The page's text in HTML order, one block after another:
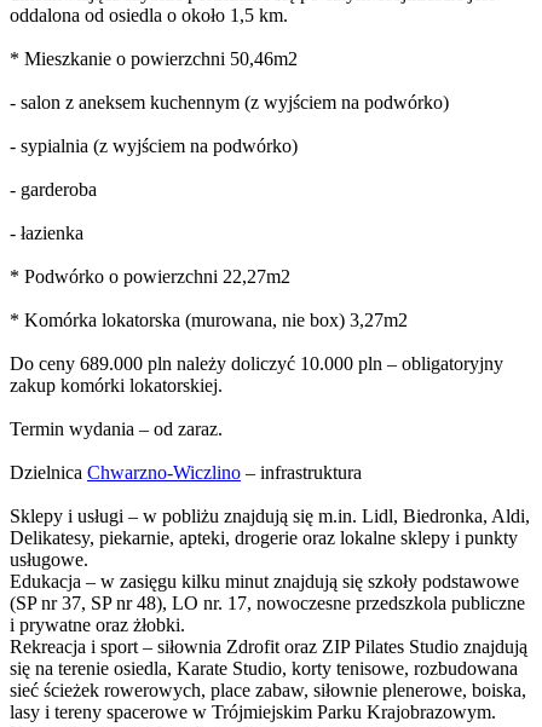
oddalona od osiedla o około 1,5 km.
* Mieszkanie o powierzchni 50,46m2
- salon z aneksem kuchennym (z wyjściem na podwórko)
- sypialnia (z wyjściem na podwórko)
- garderoba
- łazienka
* Podwórko o powierzchni 22,27m2
* Komórka lokatorska (murowana, nie box) 3,27m2
Do ceny 689.000 pln należy doliczyć 10.000 pln – obligatoryjny
zakup komórki lokatorskiej.
Termin wydania – od zaraz.
Dzielnica Chwarzno-Wiczlino – infrastruktura
Sklepy i usługi – w pobliżu znajdują się m.in. Lidl, Biedronka, Aldi,
Delikatesy, piekarnie, apteki, drogerie oraz lokalne sklepy i punkty
usługowe.
Edukacja – w zasięgu kilku minut znajdują się szkoły podstawowe
(SP nr 37, SP nr 48), LO nr. 17, nowoczesne przedszkola publiczne
i prywatne oraz żłobki.
Rekreacja i sport – siłownia Zdrofit oraz ZIP Pilates Studio znajdują
się na terenie osiedla, Karate Studio, korty tenisowe, rozbudowana
sieć ścieżek rowerowych, place zabaw, siłownie plenerowe, boiska,
lasy i tereny spacerowe w Trójmiejskim Parku Krajobrazowym.